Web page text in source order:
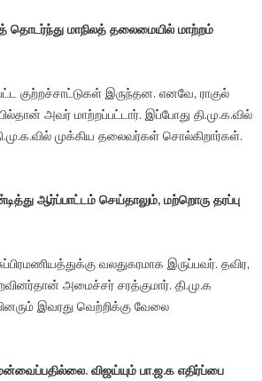
தொடர்ந்து மாநிலத் தலைமையில் மாற்றம்
குற்றச்சாட்டுகள் இருந்தன. எனவே, ராகுல்
அவர் மாற்றப்பட்டார். இப்போது தி.மு.க.வில்
முக்கிய தலைவர்கள் சொல்கிறார்கள்.
ஆர்ப்பாட்டம் செய்தாலும், மற்றொரு தரப்பு
வலதுகரமாக இருப்பவர். தவிர,
அமைச்சர் சரத்குமார். தி.மு.க
இவரது வெற்றிக்கு வேலை
விஜய்யும் பா.ஜ.க எதிர்ப்பை